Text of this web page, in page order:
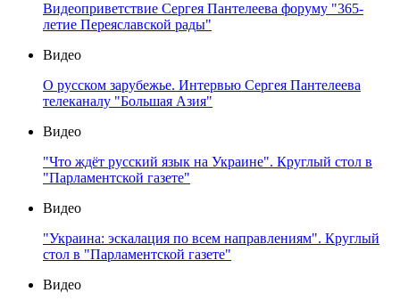
Видеоприветствие Сергея Пантелеева форуму "365-
летие Переяславской рады"
Видео
О русском зарубежье. Интервью Сергея Пантелеева
телеканалу "Большая Азия"
Видео
"Что ждёт русский язык на Украине". Круглый стол в
"Парламентской газете"
Видео
"Украина: эскалация по всем направлениям". Круглый
стол в "Парламентской газете"
Видео